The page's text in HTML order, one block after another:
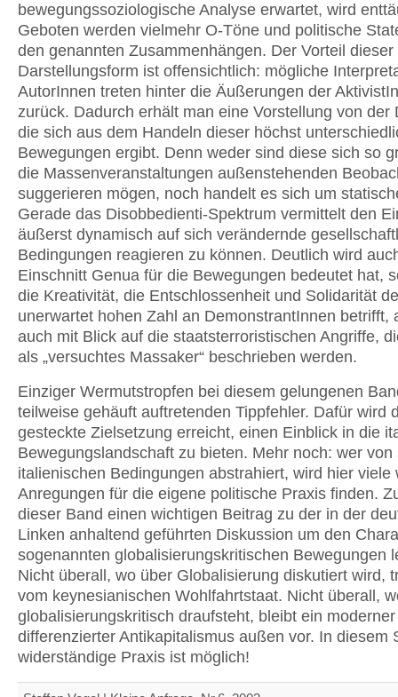
bewegungssoziologische Analyse erwartet, wird
Geboten werden vielmehr O-Töne und politische
den genannten Zusammenhängen. Der Vorteil dieser
Darstellungsform ist offensichtlich: mögliche
AutorInnen treten hinter die Äußerungen der
zurück. Dadurch erhält man eine Vorstellung von der
die sich aus dem Handeln dieser höchst
Bewegungen ergibt. Denn weder sind diese sich so
die Massenveranstaltungen außenstehenden
suggerieren mögen, noch handelt es sich um
Gerade das Disobbedienti-Spektrum vermittelt den
äußerst dynamisch auf sich verändernde
Bedingungen reagieren zu können. Deutlich wird
Einschnitt Genua für die Bewegungen bedeutet hat,
die Kreativität, die Entschlossenheit und Solidarität
unerwartet hohen Zahl an DemonstrantInnen betrifft,
auch mit Blick auf die staatsterroristischen Angriffe,
als „versuchtes Massaker“ beschrieben werden.
Einziger Wermutstropfen bei diesem gelungenen
teilweise gehäuft auftretenden Tippfehler. Dafür wird
gesteckte Zielsetzung erreicht, einen Einblick in die
Bewegungslandschaft zu bieten. Mehr noch: wer von
italienischen Bedingungen abstrahiert, wird hier viele
Anregungen für die eigene politische Praxis finden.
dieser Band einen wichtigen Beitrag zu der in der
Linken anhaltend geführten Diskussion um den
sogenannten globalisierungskritischen Bewegungen
Nicht überall, wo über Globalisierung diskutiert wird,
vom keynesianischen Wohlfahrtstaat. Nicht überall,
globalisierungskritisch draufsteht, bleibt ein
differenzierter Antikapitalismus außen vor. In diesem
widerständige Praxis ist möglich!